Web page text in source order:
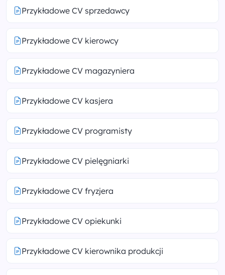
Przykładowe CV sprzedawcy
Przykładowe CV kierowcy
Przykładowe CV magazyniera
Przykładowe CV kasjera
Przykładowe CV programisty
Przykładowe CV pielęgniarki
Przykładowe CV fryzjera
Przykładowe CV opiekunki
Przykładowe CV kierownika produkcji